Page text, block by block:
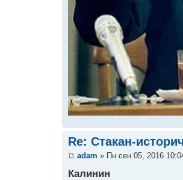
Re: Стакан-
adam » Пн сен 05, 2016
Калинин